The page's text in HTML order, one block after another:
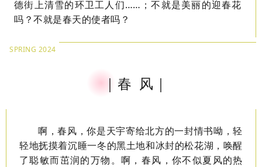
德街上清雪的环卫工人们……；不就是美丽的迎春花
吗？不就是春天的使者吗？
SPRING 2024
｜春 风｜
啊，春风，你是天宇寄给北方的一封情书呦，轻
轻地抚摸着沉睡一冬的黑土地和冰封的松花湖，唤醒
了聪敏而茁润的万物。啊，春风，你不似夏风的热